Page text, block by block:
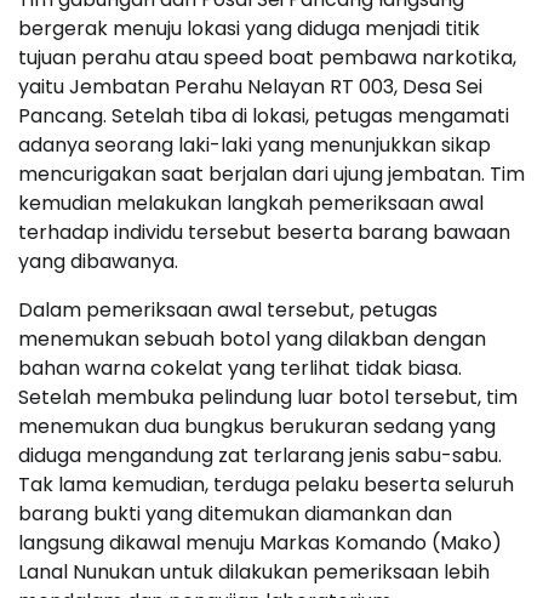
bergerak menuju lokasi yang diduga menjadi titik
tujuan perahu atau speed boat pembawa narkotika,
yaitu Jembatan Perahu Nelayan RT 003, Desa Sei
Pancang. Setelah tiba di lokasi, petugas mengamati
adanya seorang laki-laki yang menunjukkan sikap
mencurigakan saat berjalan dari ujung jembatan. Tim
kemudian melakukan langkah pemeriksaan awal
terhadap individu tersebut beserta barang bawaan
yang dibawanya.
Dalam pemeriksaan awal tersebut, petugas
menemukan sebuah botol yang dilakban dengan
bahan warna cokelat yang terlihat tidak biasa.
Setelah membuka pelindung luar botol tersebut, tim
menemukan dua bungkus berukuran sedang yang
diduga mengandung zat terlarang jenis sabu-sabu.
Tak lama kemudian, terduga pelaku beserta seluruh
barang bukti yang ditemukan diamankan dan
langsung dikawal menuju Markas Komando (Mako)
Lanal Nunukan untuk dilakukan pemeriksaan lebih